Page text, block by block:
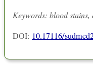
Keywords: blood stains,
DOI: 10.17116/